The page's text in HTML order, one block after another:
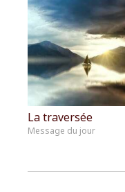
La traversée
Message du jour